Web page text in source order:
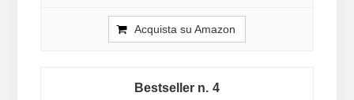
Acquista su Amazon
4